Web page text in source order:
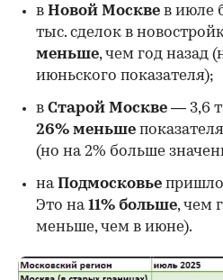
00:00 / 00:00
в Новой Москве в июле
тыс. сделок в
меньше, чем год назад
июньского показателя);
в Старой Москве — 3,6
26% меньше
(но на 2% больше
наПодмосковье
Это на11% больше, чем
меньше, чем в июне).